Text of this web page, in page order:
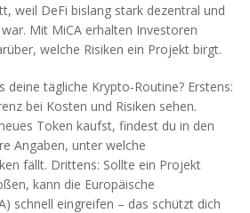
weil DeFi bislang stark dezentral und
Mit MiCA erhalten Investoren
welche Risiken ein Projekt birgt.
deine tägliche Krypto‑Routine? Erstens:
bei Kosten und Risiken sehen.
Token kaufst, findest du in den
Angaben, unter welche
fällt. Drittens: Sollte ein Projekt
kann die Europäische
schnell eingreifen – das schützt dich